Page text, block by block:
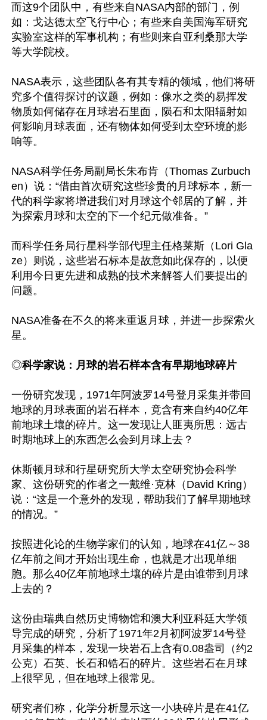
而这9个团队中，有些来自NASA内部的部门，例
如：戈达德太空飞行中心；有些来自美国海军研究
实验室这样的军事机构；有些则来自亚利桑那大学
等大学院校。
NASA表示，这些团队各有其专精的领域，他们将研
究多个值得探讨的议题，例如：像水之类的易挥发
物质如何储存在月球岩石里面，陨石和太阳辐射如
何影响月球表面，还有物体如何受到太空环境的影
响等。
NASA科学任务局副局长朱布肯（Thomas Zurbuch
en）说：“借由首次研究这些珍贵的月球标本，新一
代的科学家将增进我们对月球这个邻居的了解，并
为探索月球和太空的下一个纪元做准备。”
而科学任务局行星科学部代理主任格莱斯（Lori Gla
ze）则说，这些岩石标本是故意如此保存的，以便
利用今日更先进和成熟的技术来解答人们要提出的
问题。
NASA准备在不久的将来重返月球，并进一步探索火
星。
◎科学家说：月球的岩石样本含有早期地球碎片
一份研究发现，1971年阿波罗14号登月采集并带回
地球的月球表面的岩石样本，竟含有来自约40亿年
前地球土壤的碎片。这一发现让人匪夷所思：远古
时期地球上的东西怎么会到月球上去？
休斯顿月球和行星研究所大学太空研究协会科学
家、这份研究的作者之一戴维·克林（David Kring）
说：“这是一个意外的发现，帮助我们了解早期地球
的情况。”
按照进化论的生物学家们的认知，地球在41亿～38
亿年前之间才开始出现生命，也就是才出现单细
胞。那么40亿年前地球土壤的碎片是由谁带到月球
上去的？
这份由瑞典自然历史博物馆和澳大利亚科廷大学领
导完成的研究，分析了1971年2月初阿波罗14号登
月采集的样本，发现一块岩石上含有0.08盎司（约2
公克）石英、长石和锆石的碎片。这些岩石在月球
上很罕见，但在地球上很常见。
研究者们称，化学分析显示这一小块碎片是在41亿